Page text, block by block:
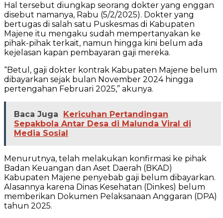
Hal tersebut diungkap seorang dokter yang enggan
disebut namanya, Rabu (5/2/2025). Dokter yang
bertugas di salah satu Puskesmas di Kabupaten
Majene itu mengaku sudah mempertanyakan ke
pihak-pihak terkait, namun hingga kini belum ada
kejelasan kapan pembayaran gaji mereka.
“Betul, gaji dokter kontrak Kabupaten Majene belum
dibayarkan sejak bulan November 2024 hingga
pertengahan Februari 2025,” akunya.
Baca Juga
Kericuhan Pertandingan
Sepakbola Antar Desa di Malunda Viral di
Media Sosial
Menurutnya, telah melakukan konfirmasi ke pihak
Badan Keuangan dan Aset Daerah (BKAD)
Kabupaten Majene penyebab gaji belum dibayarkan.
Alasannya karena Dinas Kesehatan (Dinkes) belum
memberikan Dokumen Pelaksanaan Anggaran (DPA)
tahun 2025.